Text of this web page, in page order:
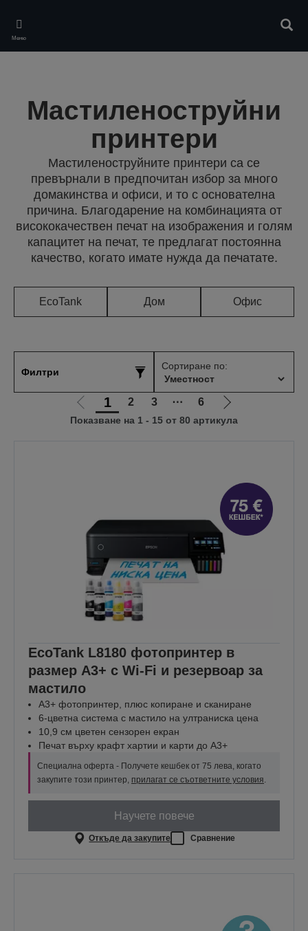
main
content
Меню
Мастиленоструйни
принтери
Мастиленоструйните принтери са се
превърнали в предпочитан избор за много
домакинства и офиси, и то с основателна
причина. Благодарение на комбинацията от
висококачествен печат на изображения и голям
капацитет на печат, те предлагат постоянна
качество, когато имате нужда да печатате.
EcoTank Дом Офис
Филтри
Сортиране по:
Отиди
на
1 2 3 ⋯ 6
Отиди
на
Показване на 1 - 15 от 80 артикула
EcoTank L8180 фотопринтер в
размер A3+ с Wi-Fi и резервоар за
мастило
A3+ фотопринтер, плюс копиране и сканиране
6-цветна система с мастило на ултраниска цена
10,9 см цветен сензорен екран
Печат върху крафт хартии и карти до A3+
Специална оферта - Получете кешбек от 75 лева, когато
закупите този принтер, прилагат се съответните условия.
Научете повече
Откъде да закупите Сравнение